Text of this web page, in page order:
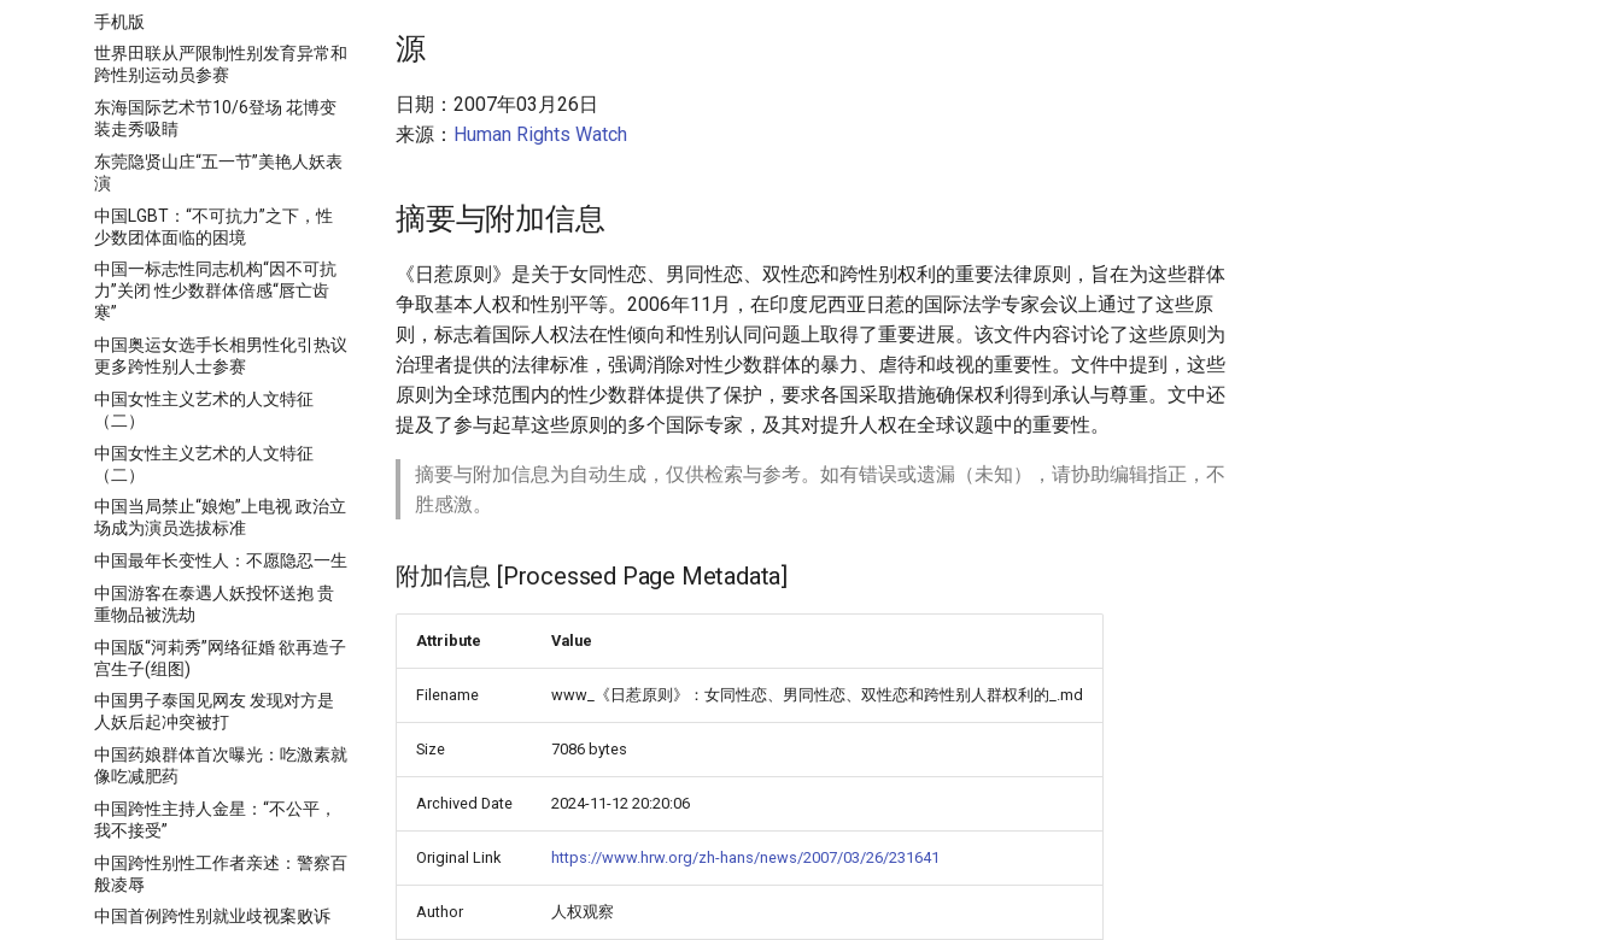
手机版
世界田联从严限制性别发育异常和
跨性别运动员参赛
东海国际艺术节10/6登场 花博变
装走秀吸睛
东莞隐贤山庄“五一节”美艳人妖表
演
中国LGBT：“不可抗力”之下，性
少数团体面临的困境
中国一标志性同志机构“因不可抗
力”关闭 性少数群体倍感“唇亡齿
寒”
中国奥运女选手长相男性化引热议
更多跨性别人士参赛
中国女性主义艺术的人文特征
（二）
中国女性主义艺术的人文特征
（二）
中国当局禁止“娘炮”上电视 政治立
场成为演员选拔标准
中国最年长变性人：不愿隐忍一生
中国游客在泰遇人妖投怀送抱 贵
重物品被洗劫
中国版“河莉秀”网络征婚 欲再造子
宫生子(组图)
中国男子泰国见网友 发现对方是
人妖后起冲突被打
中国药娘群体首次曝光：吃激素就
像吃减肥药
中国跨性主持人金星：“不公平，
我不接受”
中国跨性别性工作者亲述：警察百
般凌辱
中国首例跨性别就业歧视案败诉
源
日期：2007年03月26日
来源： Human Rights Watch
摘要与附加信息
《日惹原则》是关于女同性恋、男同性恋、双性恋和跨性别权利的重要法律原则，旨在为这些群体
争取基本人权和性别平等。2006年11月，在印度尼西亚日惹的国际法学专家会议上通过了这些原
则，标志着国际人权法在性倾向和性别认同问题上取得了重要进展。该文件内容讨论了这些原则为
治理者提供的法律标准，强调消除对性少数群体的暴力、虐待和歧视的重要性。文件中提到，这些
原则为全球范围内的性少数群体提供了保护，要求各国采取措施确保权利得到承认与尊重。文中还
提及了参与起草这些原则的多个国际专家，及其对提升人权在全球议题中的重要性。
摘要与附加信息为自动生成，仅供检索与参考。如有错误或遗漏（未知），请协助编辑指正，不
胜感激。
附加信息 [Processed Page Metadata]
Attribute Value
Filename www_《日惹原则》：女同性恋、男同性恋、双性恋和跨性别人群权利的_.md
Size 7086 bytes
Archived Date 2024-11-12 20:20:06
Original Link https://www.hrw.org/zh-hans/news/2007/03/26/231641
Author 人权观察